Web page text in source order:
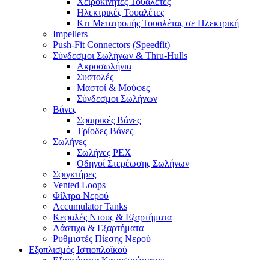
Ηλεκτρικές Τουαλέτες
Κιτ Μετατροπής Τουαλέτας σε Ηλεκτρική
Impellers
Push-Fit Connectors (Speedfit)
Σύνδεσμοι Σωλήνων & Thru-Hulls
Ακροσωλήνια
Συστολές
Μαστοί & Μούφες
Σύνδεσμοι Σωλήνων
Βάνες
Σφαιρικές Βάνες
Τρίοδες Βάνες
Σωλήνες
Σωλήνες PEX
Οδηγοί Στερέωσης Σωλήνων
Σφιγκτήρες
Vented Loops
Φίλτρα Νερού
Accumulator Tanks
Κεφαλές Ντους & Εξαρτήματα
Λάστιχα & Εξαρτήματα
Ρυθμιστές Πίεσης Νερού
Εξοπλισμός Ιστιοπλοϊκού